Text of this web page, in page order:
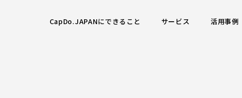
CapDo.JAPANにできること サービス 活用事例